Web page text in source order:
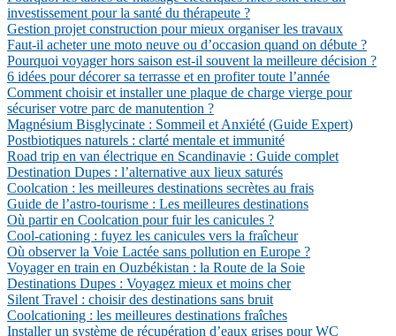
investissement pour la santé du thérapeute ?
Gestion projet construction pour mieux organiser les travaux
Faut-il acheter une moto neuve ou d’occasion quand on débute ?
Pourquoi voyager hors saison est-il souvent la meilleure décision ?
6 idées pour décorer sa terrasse et en profiter toute l’année
Comment choisir et installer une plaque de charge vierge pour
sécuriser votre parc de manutention ?
Magnésium Bisglycinate : Sommeil et Anxiété (Guide Expert)
Postbiotiques naturels : clarté mentale et immunité
Road trip en van électrique en Scandinavie : Guide complet
Destination Dupes : l’alternative aux lieux saturés
Coolcation : les meilleures destinations secrètes au frais
Guide de l’astro-tourisme : Les meilleures destinations
Où partir en Coolcation pour fuir les canicules ?
Cool-cationing : fuyez les canicules vers la fraîcheur
Où observer la Voie Lactée sans pollution en Europe ?
Voyager en train en Ouzbékistan : la Route de la Soie
Destinations Dupes : Voyagez mieux et moins cher
Silent Travel : choisir des destinations sans bruit
Coolcationing : les meilleures destinations fraîches
Installer un système de récupération d’eaux grises pour WC